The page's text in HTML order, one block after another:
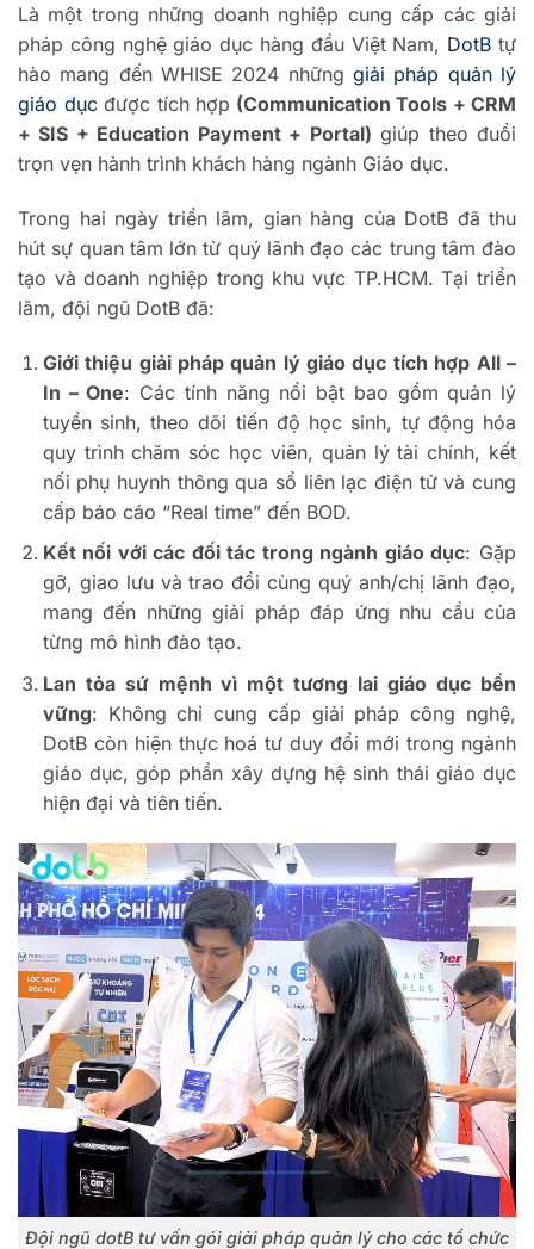
Là một trong những doanh nghiệp cung cấp các giải
pháp công nghệ giáo dục hàng đầu Việt Nam, DotB tự
hào mang đến WHISE 2024 những giải pháp quản lý
giáo dụcđược tích hợp (Communication Tools + CRM
+ SIS + Education Payment + Portal) giúp theo đuổi
trọn vẹn hành trình khách hàng ngành Giáo dục.
Trong hai ngày triển lãm, gian hàng của DotB đã thu
hút sự quan tâm lớn từ quý lãnh đạo các trung tâm đào
tạo và doanh nghiệp trong khu vực TP.HCM.Tại triển
lãm, đội ngũ DotB đã:
Giới thiệu giải pháp quản lý giáo dục tích hợp All –
In – One: Các tính năng nổi bật bao gồm quản lý
tuyển sinh, theo dõi tiến độ học sinh, tự động hóa
quy trình chăm sóc học viên, quản lý tài chính, kết
nối phụ huynh thông qua sổ liên lạc điện tử và cung
cấp báo cáo “Real time” đến BOD.
Kết nối với các đối tác trong ngành giáo dục: Gặp
gỡ, giao lưu và trao đổi cùng quý anh/chị lãnh đạo,
mang đến những giải pháp đáp ứng nhu cầu của
từng mô hình đào tạo.
Lan tỏa sứ mệnh vì một tương lai giáo dục bền
vững: Không chỉ cung cấp giải pháp công nghệ,
DotB còn hiện thực hoá tư duy đổi mới trong ngành
giáo dục, góp phần xây dựng hệ sinh thái giáo dục
hiện đại và tiên tiến.
Đội ngũ dotB tư vấn gói giải pháp quản lý cho các tổ chức